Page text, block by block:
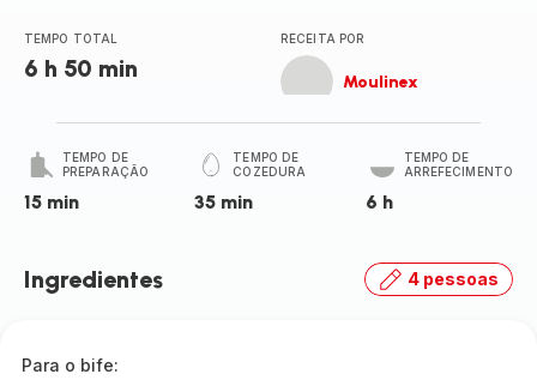
TEMPO TOTAL
6 h 50 min
RECEITA POR
Moulinex
TEMPO DE
PREPARAÇÃO
15 min
TEMPO DE
COZEDURA
35 min
TEMPO DE
ARREFECIMENTO
6 h
Ingredientes 4 pessoas
Para o bife: